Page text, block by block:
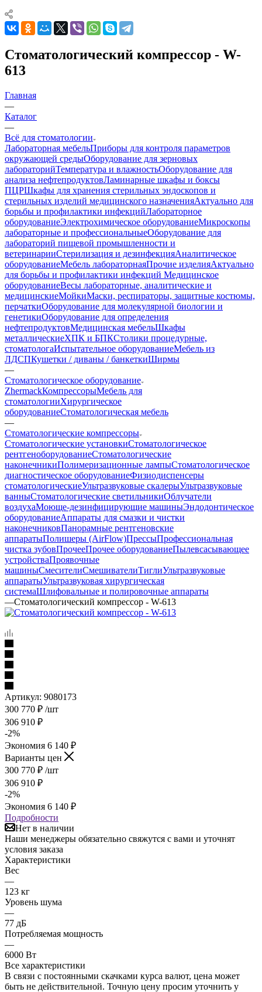
Стоматологический компрессор - W-
613
Главная
—
Каталог
—
Всё для стоматологии
Лабораторная мебельПриборы для контроля параметров
окружающей средыОборудование для зерновых
лабораторийТемпература и влажностьОборудование для
анализа нефтепродуктовЛаминарные шкафы и боксы
ПЦРШкафы для хранения стерильных эндоскопов и
стерильных изделий медицинского назначенияАктуально для
борьбы и профилактики инфекцийЛабораторное
оборудованиеЭлектрохимическое оборудованиеМикроскопы
лабораторные и профессиональныеОборудование для
лабораторий пищевой промышленности и
ветеринарииСтерилизация и дезинфекцияАналитическое
оборудованиеМебель лабораторнаяПрочие изделияАктуально
для борьбы и профилактики инфекций Медицинское
оборудованиеВесы лабораторные, аналитические и
медицинскиеМойкиМаски, респираторы, защитные костюмы,
перчаткиОборудование для молекулярной биологии и
генетикиОборудование для определения
нефтепродуктовМедицинская мебельШкафы
металлическиеХПК и БПКСтолики процедурные,
стоматологаИспытательное оборудованиеМебель из
ЛДСПКушетки / диваны / банкеткиШирмы
—
Стоматологическое оборудование
ZhermackКомпрессорыМебель для
стоматологииХирургическое
оборудованиеСтоматологическая мебель
—
Стоматологические компрессоры
Стоматологические установкиСтоматологическое
рентгеноборудованиеСтоматологические
наконечникиПолимеризационные лампыСтоматологическое
диагностическое оборудованиеФизиодиспенсеры
стоматологическиеУльтразвуковые скалерыУльтразвуковые
ванныСтоматологические светильникиОблучатели
воздухаМоюще-дезинфицирующие машиныЭндодонтическое
оборудованиеАппараты для смазки и чистки
наконечниковПанорамные рентгеновские
аппаратыПолишеры (AirFlow)ПрессыПрофессиональная
чистка зубовПрочееПрочее оборудованиеПылевсасывающее
устройстваПроявочные
машиныСмесителиСмешивателиТиглиУльтразвуковые
аппаратыУльтразвуковая хирургическая
системаШлифовальные и полировочные аппараты
—Стоматологический компрессор - W-613
Артикул: 9080173
300 770 ₽ /шт
306 910 ₽
-2%
Экономия 6 140 ₽
Варианты цен
300 770 ₽ /шт
306 910 ₽
-2%
Экономия 6 140 ₽
Подробности
Нет в наличии
Наши менеджеры обязательно свяжутся с вами и уточнят
условия заказа
Характеристики
Вес
—
123 кг
Уровень шума
—
77 дБ
Потребляемая мощность
—
6000 Вт
Все характеристики
В связи с постоянными скачками курса валют, цена может
быть не действительной. Точную цену просим уточнить у